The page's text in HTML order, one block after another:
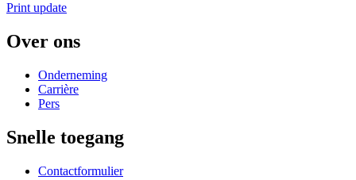
Print update
Over ons
Onderneming
Carrière
Pers
Snelle toegang
Contactformulier